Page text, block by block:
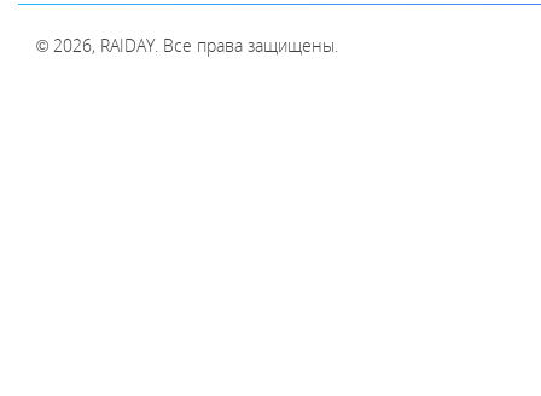
© 2026, RAIDAY. Все права защищены.